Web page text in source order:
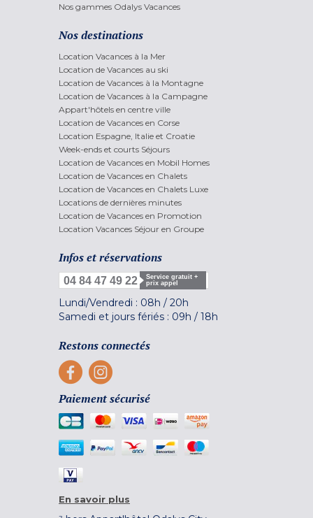
Nos gammes Odalys Vacances
Nos destinations
Location Vacances à la Mer
Location de Vacances au ski
Location de Vacances à la Montagne
Location de Vacances à la Campagne
Appart'hôtels en centre ville
Location de Vacances en Corse
Location Espagne, Italie et Croatie
Week-ends et courts Séjours
Location de Vacances en Mobil Homes
Location de Vacances en Chalets
Location de Vacances en Chalets Luxe
Locations de dernières minutes
Location de Vacances en Promotion
Location Vacances Séjour en Groupe
Infos et réservations
04 84 47 49 22
Service gratuit +
prix appel
Lundi/Vendredi : 08h / 20h
Samedi et jours fériés : 09h / 18h
Restons connectés
Paiement sécurisé
En savoir plus